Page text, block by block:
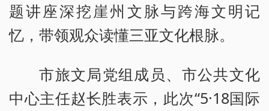
题讲座深挖崖州文脉与跨海文明记
忆，带领观众读懂三亚文化根脉。
市旅文局党组成员、市公共文化
中心主任赵长胜表示，此次“5·18国际